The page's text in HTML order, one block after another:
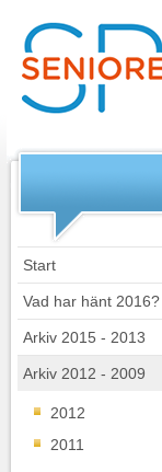
Start
Vad har hänt 2016?
Arkiv 2015 - 2013
Arkiv 2012 - 2009
2012
2011